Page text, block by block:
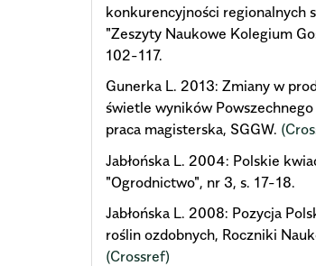
konkurencyjności regionalnych
"Zeszyty Naukowe Kolegium
102-117.
Gunerka L. 2013: Zmiany w
świetle wyników
praca magisterska, SGGW.
Jabłońska L. 2004: Polskie
"Ogrodnictwo", nr 3, s. 17-18.
Jabłońska L. 2008: Pozycja
roślin ozdobnych, Roczniki
(Crossref)